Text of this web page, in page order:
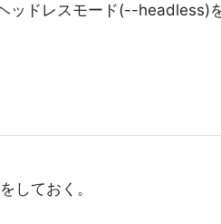
ッドレスモード(--headless)
をしておく。